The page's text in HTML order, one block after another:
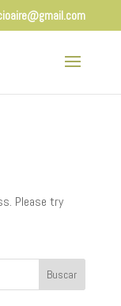
Please try